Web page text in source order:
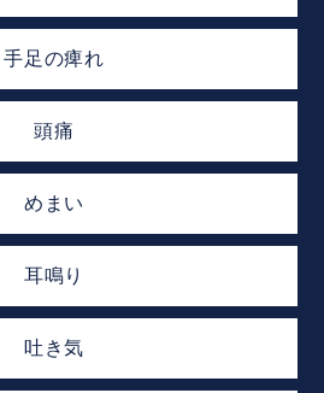
手足の痺れ
頭痛
めまい
耳鳴り
吐き気